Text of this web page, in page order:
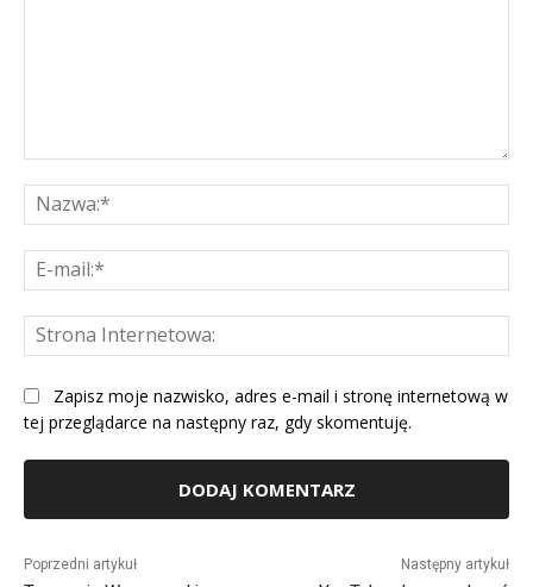
Zapisz moje nazwisko, adres e-mail i stronę internetową w
tej przeglądarce na następny raz, gdy skomentuję.
Poprzedni artykuł Następny artykuł